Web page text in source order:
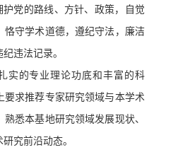
护党的路线、方针、政策，自觉
恪守学术道德，遵纪守法，廉洁
违法记录。
实的专业理论功底和丰富的科
要求推荐专家研究领域与本学术
悉本基地研究领域发展现状、
究前沿动态。